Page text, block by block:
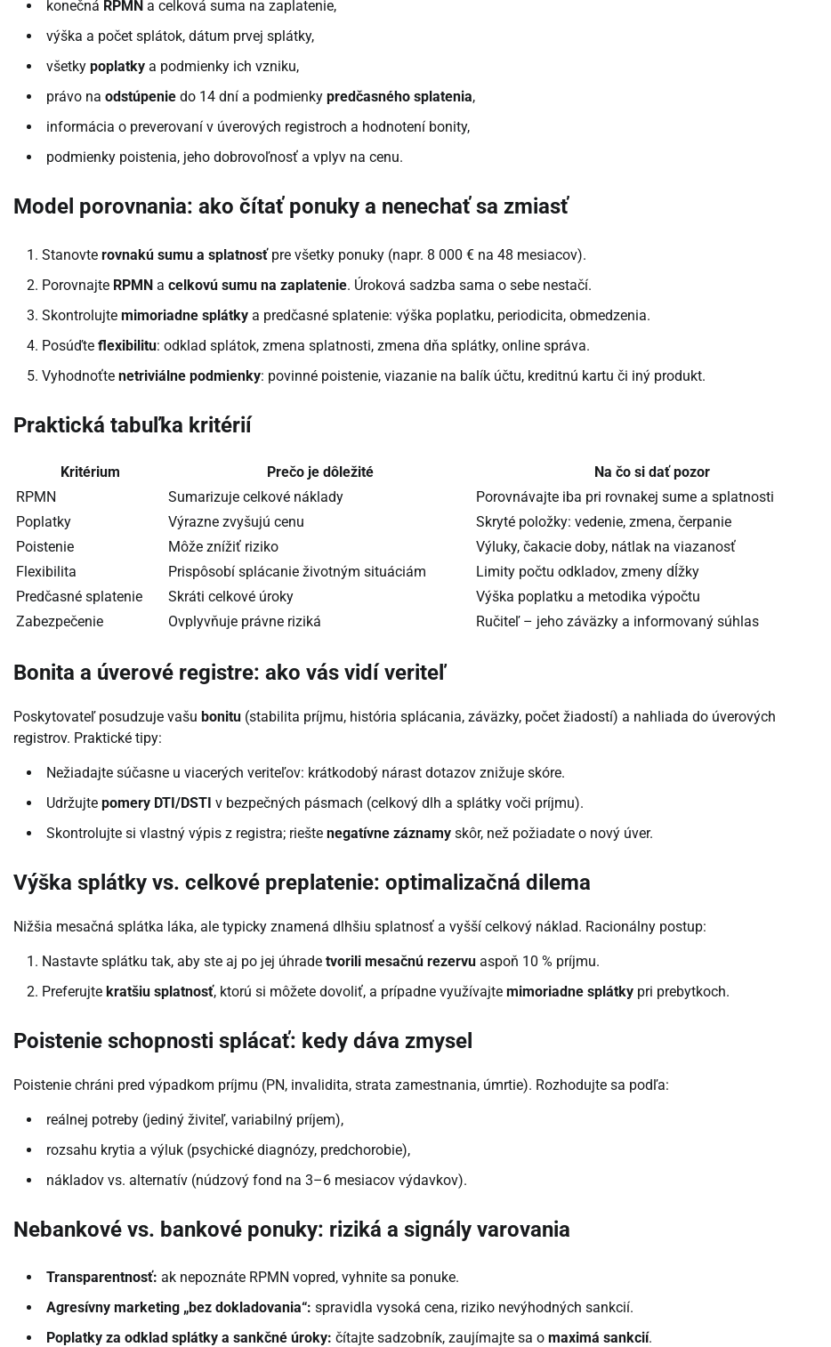
konečná RPMN a celková suma na zaplatenie,
výška a počet splátok, dátum prvej splátky,
všetky poplatky a podmienky ich vzniku,
právo na odstúpenie do 14 dní a podmienky predčasného splatenia,
informácia o preverovaní v úverových registroch a hodnotení bonity,
podmienky poistenia, jeho dobrovoľnosť a vplyv na cenu.
Model porovnania: ako čítať ponuky a nenechať sa zmiasť
Stanovte rovnakú sumu a splatnosťpre všetky ponuky (napr. 8 000 € na 48 mesiacov).
Porovnajte RPMN a celkovú sumu na zaplatenie. Úroková sadzba sama o sebe nestačí.
Skontrolujte mimoriadne splátky a predčasné splatenie: výška poplatku, periodicita, obmedzenia.
Posúďte flexibilitu: odklad splátok, zmena splatnosti, zmena dňa splátky, online správa.
Vyhodnoťte netriviálne podmienky: povinné poistenie, viazanie na balík účtu, kreditnú kartu či iný produkt.
Praktická tabuľka kritérií
Kritérium Prečo je dôležité
Na čo si dať pozor
RPMN
Sumarizuje celkové náklady
Porovnávajte iba pri rovnakej sume a splatnosti
Poplatky
Výrazne zvyšujú cenu
Skryté položky: vedenie, zmena, čerpanie
Poistenie
Môže znížiť riziko
Výluky, čakacie doby, nátlak na viazanosť
Flexibilita
Prispôsobí splácanie životným situáciám
Limity počtu odkladov, zmeny dĺžky
Predčasné splatenie
Skráti celkové úroky
Výška poplatku a metodika výpočtu
Zabezpečenie
Ovplyvňuje právne riziká Ručiteľ – jeho záväzky a informovaný súhlas
Bonita a úverové registre: ako vás vidí veriteľ
Poskytovateľ posudzuje vašu bonitu (stabilita príjmu, história splácania, záväzky, počet žiadostí) a nahliada do úverových
registrov. Praktické tipy:
Nežiadajte súčasne u viacerých veriteľov: krátkodobý nárast dotazov znižuje skóre.
Udržujte pomery DTI/DSTI v bezpečných pásmach (celkový dlh a splátky voči príjmu).
Skontrolujte si vlastný výpis z registra; riešte negatívne záznamy skôr, než požiadate o nový úver.
Výška splátky vs. celkové preplatenie: optimalizačná dilema
Nižšia mesačná splátka láka, ale typicky znamená dlhšiu splatnosť a vyšší celkový náklad. Racionálny postup:
Nastavte splátku tak, aby ste aj po jej úhrade tvorili mesačnú rezervu aspoň 10 % príjmu.
Preferujte kratšiu splatnosť, ktorú si môžete dovoliť, a prípadne využívajte mimoriadne splátky pri prebytkoch.
Poistenie schopnosti splácať: kedy dáva zmysel
Poistenie chráni pred výpadkom príjmu (PN, invalidita, strata zamestnania, úmrtie). Rozhodujte sa podľa:
reálnej potreby (jediný živiteľ, variabilný príjem),
rozsahu krytia a výluk (psychické diagnózy, predchorobie),
nákladov vs. alternatív (núdzový fond na 3–6 mesiacov výdavkov).
Nebankové vs. bankové ponuky: riziká a signály varovania
Transparentnosť: ak nepoznáte RPMN vopred, vyhnite sa ponuke.
Agresívny marketing „bez dokladovania“: spravidla vysoká cena, riziko nevýhodných sankcií.
Poplatky za odklad splátky a sankčné úroky: čítajte sadzobník, zaujímajte sa o maximá sankcií.